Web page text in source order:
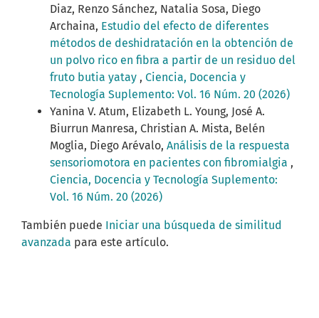
Diaz, Renzo Sánchez, Natalia Sosa, Diego
Archaina, Estudio del efecto de diferentes
métodos de deshidratación en la obtención de
un polvo rico en fibra a partir de un residuo del
fruto butia yatay , Ciencia, Docencia y
Tecnología Suplemento: Vol. 16 Núm. 20 (2026)
Yanina V. Atum, Elizabeth L. Young, José A.
Biurrun Manresa, Christian A. Mista, Belén
Moglia, Diego Arévalo, Análisis de la respuesta
sensoriomotora en pacientes con fibromialgia ,
Ciencia, Docencia y Tecnología Suplemento:
Vol. 16 Núm. 20 (2026)
También puede Iniciar una búsqueda de similitud
avanzada para este artículo.